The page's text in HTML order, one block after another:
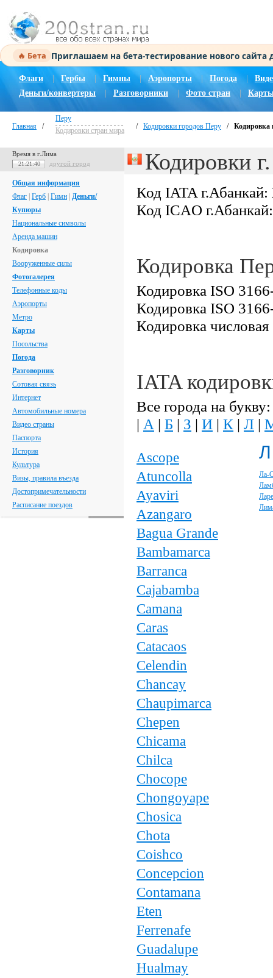
🔥 Бета Приглашаем на бета-тестирование нового
Флаги Гербы Гимны | Аэропорты Погода |
Деньги/конвертеры
Разговорники Фото стран
Главная /
Перу
Кодировки стран мира
/ Кодировки городов Перу / Кодировка
Время в г.Лима
21:21:40 другой город
Общая информация
Флаг Герб Гимн Деньги/
Купюры
Национальные символы
Аренда машин
Кодировка
Вооруженные силы
Фотогалерея
Телефонные коды
Аэропорты
Метро
Карты
Посольства
Погода
Разговорник
Сотовая связь
Интернет
Автомобильные номера
Видео страны
Паспорта
История
Культура
Визы, правила въезда
Достопримечательности
Расписание поездов
Кодировки
Код IATA г.Абанкай:
Код ICAO
Кодировка
Кодировка ISO
Кодировка ISO
Кодировка
IATA
Все города на букву:
| А | Б | З | И | К | Л |
Ascope
Atuncolla
Ayaviri
Azangaro
Bagua Grande
Bambamarca
Barranca
Cajabamba
Camana
Caras
Catacaos
Celendin
Chancay
Chaupimarca
Chepen
Chicama
Chilca
Chocope
Chongoyape
Chosica
Chota
Coishco
Concepcion
Contamana
Eten
Ferrenafe
Guadalupe
Hualmay
Л
Ла-